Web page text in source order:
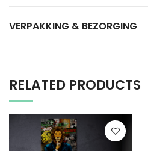
VERPAKKING & BEZORGING
RELATED PRODUCTS